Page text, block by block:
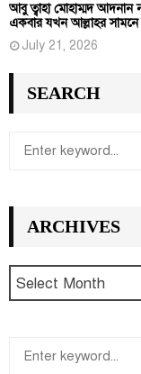
আবু ত্বাহা মোহাম্মদ আদনান
একবার যখন আল্লাহর
July 21, 2026
SEARCH
r
o
ARCHIVES